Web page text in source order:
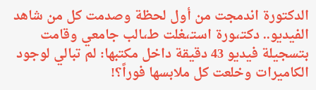
الدكتورة اندمجت من أول لحظة وصدمت كل من شاهد
الفيديو.. دكتـ،ـورة استـ،ـغلت طـ،ـالب جامعي وقامت
بتسجيلة فيديو 43 دقيقة داخل مكتبها: لم تبالي لوجود
الكاميرات وخلعت كل ملابسها فوراً؟!